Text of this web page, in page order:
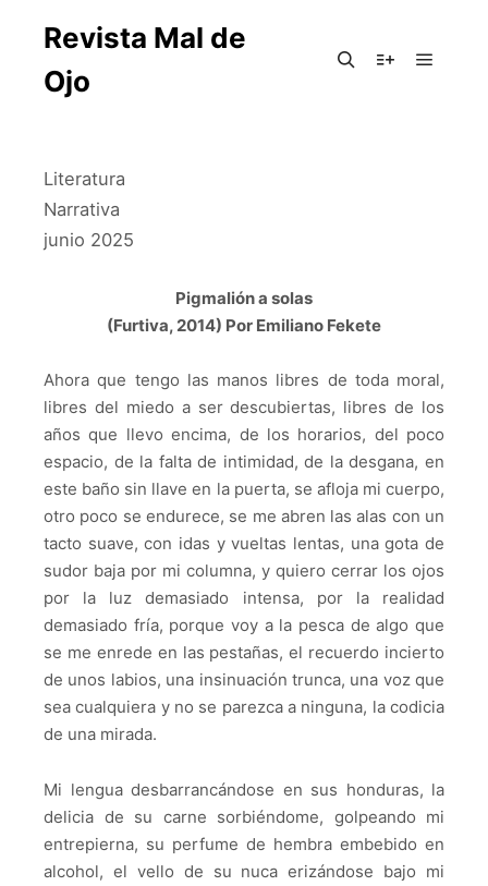
Revista Mal de
Ojo
Literatura
Narrativa
junio 2025
Pigmalión a solas
(Furtiva, 2014) Por Emiliano Fekete
Ahora que tengo las manos libres de toda moral,
libres del miedo a ser descubiertas, libres de los
años que llevo encima, de los horarios, del poco
espacio, de la falta de intimidad, de la desgana, en
este baño sin llave en la puerta, se afloja mi cuerpo,
otro poco se endurece, se me abren las alas con un
tacto suave, con idas y vueltas lentas, una gota de
sudor baja por mi columna, y quiero cerrar los ojos
por la luz demasiado intensa, por la realidad
demasiado fría, porque voy a la pesca de algo que
se me enrede en las pestañas, el recuerdo incierto
de unos labios, una insinuación trunca, una voz que
sea cualquiera y no se parezca a ninguna, la codicia
de una mirada.
Mi lengua desbarrancándose en sus honduras, la
delicia de su carne sorbiéndome, golpeando mi
entrepierna, su perfume de hembra embebido en
alcohol, el vello de su nuca erizándose bajo mi